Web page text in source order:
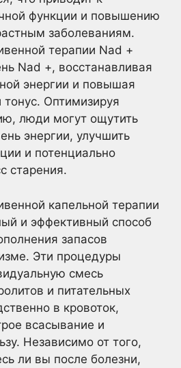
функции и повышению
заболеваниям.
терапии Nad +
Nad +, восстанавливая
энергии и повышая
Оптимизируя
люди могут ощутить
энергии, улучшить
и потенциально
старения.
капельной терапии
и эффективный способ
запасов
Эти процедуры
смесь
и питательных
в кровоток,
всасывание и
Независимо от того,
ли вы после болезни,